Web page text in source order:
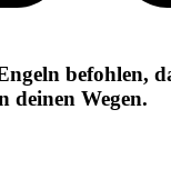
befohlen,
deinen Wegen.